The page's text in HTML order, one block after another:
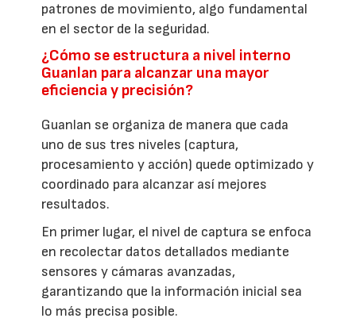
patrones de movimiento, algo fundamental
en el sector de la seguridad.
¿Cómo se estructura a nivel interno
Guanlan para alcanzar una mayor
eficiencia y precisión?
Guanlan se organiza de manera que cada
uno de sus tres niveles (captura,
procesamiento y acción) quede optimizado y
coordinado para alcanzar así mejores
resultados.
En primer lugar, el nivel de captura se enfoca
en recolectar datos detallados mediante
sensores y cámaras avanzadas,
garantizando que la información inicial sea
lo más precisa posible.